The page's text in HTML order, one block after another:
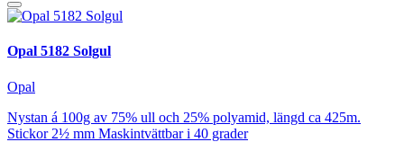
Opal 5182 Solgul
Opal
Nystan á 100g av 75% ull och 25% polyamid, längd ca 425m.
Stickor 2½ mm Maskintvättbar i 40 grader